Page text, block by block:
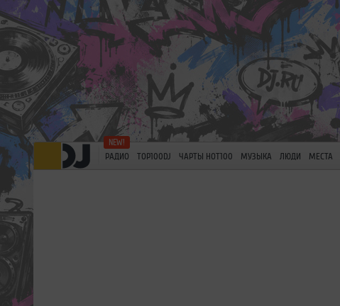
РАДИО TOP100DJ ЧАРТЫ HOT100 МУЗЫКА ЛЮДИ МЕСТА